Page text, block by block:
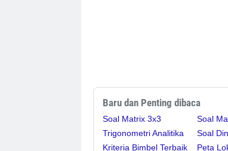
Baru dan Penting dibaca
Soal Matrix 3x3
Trigonometri Analitika
Kriteria Bimbel Terbaik
Soal
Soal
Peta